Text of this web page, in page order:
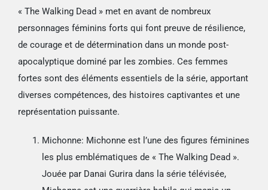
« The Walking Dead » met en avant de nombreux
personnages féminins forts qui font preuve de résilience,
de courage et de détermination dans un monde post-
apocalyptique dominé par les zombies. Ces femmes
fortes sont des éléments essentiels de la série, apportant
diverses compétences, des histoires captivantes et une
représentation puissante.
Michonne: Michonne est l’une des figures féminines
les plus emblématiques de « The Walking Dead ».
Jouée par Danai Gurira dans la série télévisée,